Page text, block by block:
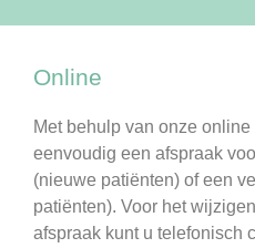
Online
Met behulp van onze
eenvoudig een afspraak
(nieuwe patiënten) of een
patiënten). Voor het
afspraak kunt u telefonisch